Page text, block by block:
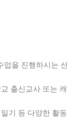
을 진행하시는
출신교사 또는
기 등 다양한 활